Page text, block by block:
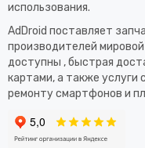
использования.​
AdDroid поставляет
производителей
доступны , быстрая
картами, а также услуги
ремонту смартфонов и